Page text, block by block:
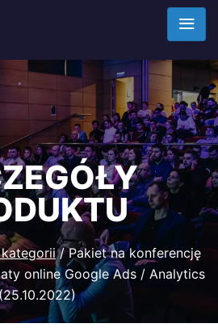
/ Pakiet na konferencję
online Google Ads / Analytics
narzędzi